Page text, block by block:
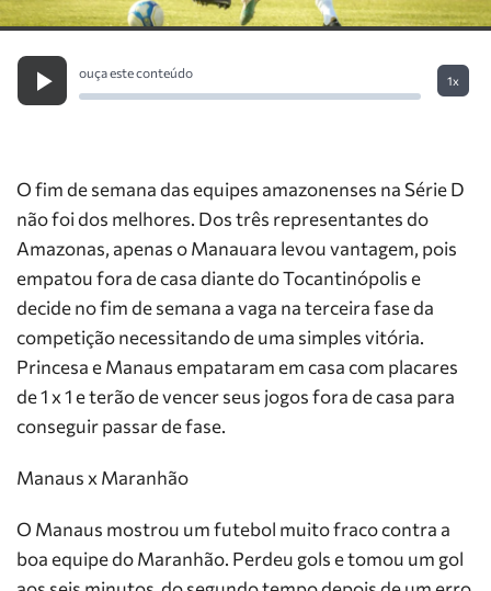
ouça este conteúdo
1x
O fim de semana das equipes amazonenses na Série D
não foi dos melhores. Dos três representantes do
Amazonas, apenas o Manauara levou vantagem, pois
empatou fora de casa diante do Tocantinópolis e
decide no fim de semana a vaga na terceira fase da
competição necessitando de uma simples vitória.
Princesa e Manaus empataram em casa com placares
de 1 x 1 e terão de vencer seus jogos fora de casa para
conseguir passar de fase.
Manaus x Maranhão
O Manaus mostrou um futebol muito fraco contra a
boa equipe do Maranhão. Perdeu gols e tomou um gol